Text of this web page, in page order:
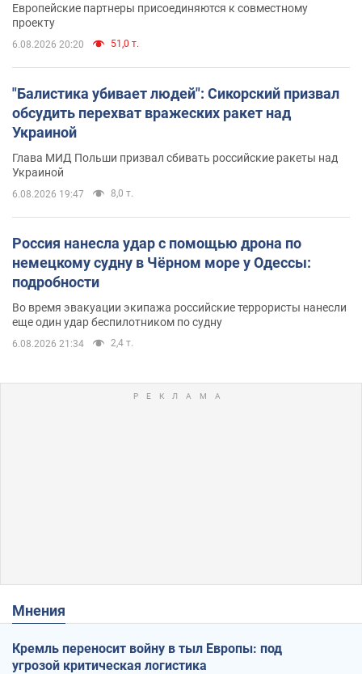
Европейские партнеры присоединяются к совместному
проекту
6.08.2026 20:20 51,0 т.
"Балистика убивает людей": Сикорский призвал
обсудить перехват вражеских ракет над
Украиной
Глава МИД Польши призвал сбивать российские ракеты над
Украиной
6.08.2026 19:47 8,0 т.
Россия нанесла удар с помощью дрона по
немецкому судну в Чёрном море у Одессы:
подробности
Во время эвакуации экипажа российские террористы нанесли
еще один удар беспилотником по судну
6.08.2026 21:34 2,4 т.
Мнения
Кремль переносит войну в тыл Европы: под
угрозой критическая логистика